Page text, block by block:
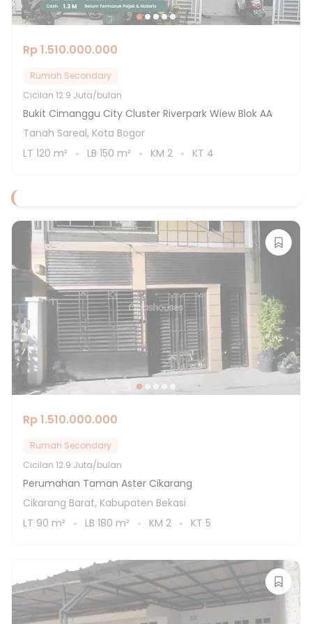
Rp 1.510.000.000
Rumah Secondary
Cicilan 12.9 Juta/bulan
Bukit Cimanggu City Cluster Riverpark Wiew Blok AA
Tanah Sareal, Kota Bogor
LT 120 m² LB 150 m² KM 2 KT 4
Rp 1.510.000.000
Rumah Secondary
Cicilan 12.9 Juta/bulan
Perumahan Taman Aster Cikarang
Cikarang Barat, Kabupaten Bekasi
LT 90 m² LB 180 m² KM 2 KT 5